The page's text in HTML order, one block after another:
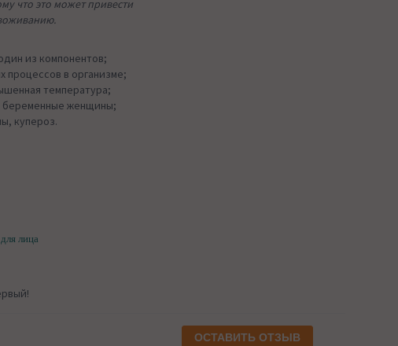
что это может привести
из компонентов;
процессов в организме;
температура;
беременные женщины;
купероз.
лица
ОСТАВИТЬ ОТЗЫВ